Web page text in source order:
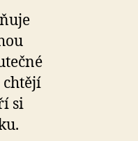
chtějí
si